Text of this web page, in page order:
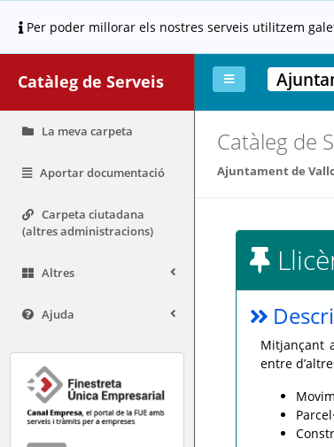
Per poder millorar els nostres serveis utilitzem
Catàleg de Serveis
La meva carpeta
Aportar documentació
Carpeta ciutadana
(altres administracions)
Altres
Ajuda
Catàleg de
Ajuntament de
Mitjançant
entre